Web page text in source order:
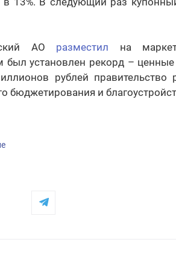
АО разместил на
был установлен рекорд – ценные
рублей правительство
бюджетирования и